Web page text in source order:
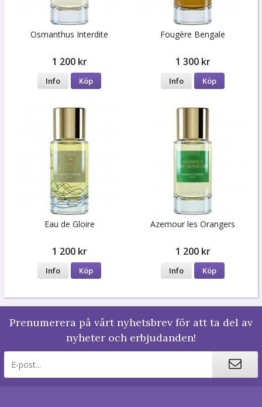
Osmanthus Interdite
1 200 kr
Info Köp
Fougère Bengale
1 300 kr
Info Köp
Eau de Gloire
1 200 kr
Info Köp
Azemour les Orangers
1 200 kr
Info Köp
Prenumerera på vårt nyhetsbrev för att ta del av
nyheter och erbjudanden!